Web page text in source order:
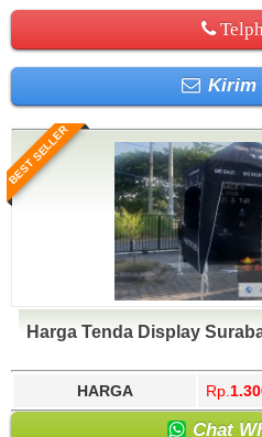
Kirim
BEST SELLER
Harga Tenda Display
HARGA Rp.
Chat